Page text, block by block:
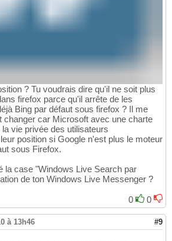
? Tu voudrais dire qu'il ne soit plus
firefox parce qu'il arrête de les
Bing par défaut sous firefox ? Il me
changer car Microsoft avec une charte
vie privée des utilisateurs
position si Google n'est plus le moteur
sous Firefox.
la case "Windows Live Search par
de ton Windows Live Messenger ?
0
0
à 13h46 #9